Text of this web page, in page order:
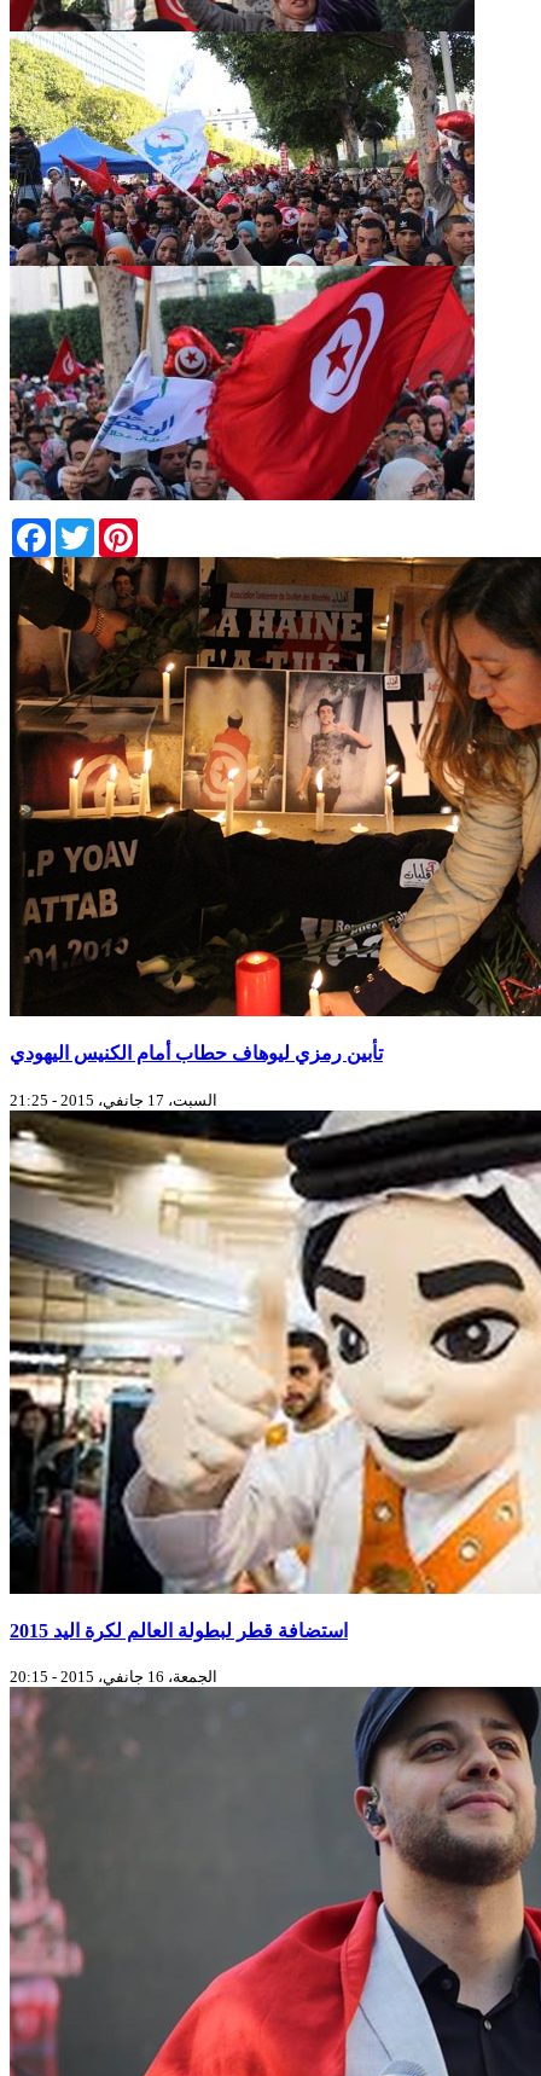
Facebook
Twitter
تأبين رمزي ليوهاف حطاب أمام الكنيس اليهودي
السبت، 17 جانفي، 2015 - 21:25
استضافة قطر لبطولة العالم لكرة اليد 2015
الجمعة، 16 جانفي، 2015 - 20:15